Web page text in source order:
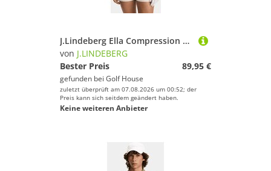
J.Lindeberg Ella Compression Top Mock Unterzieher weiß
von J.LINDEBERG
Bester Preis
89,95 €
gefunden bei Golf House
zuletzt überprüft am 07.08.2026 um 00:52; der
Preis kann sich seitdem geändert haben.
Keine weiteren Anbieter